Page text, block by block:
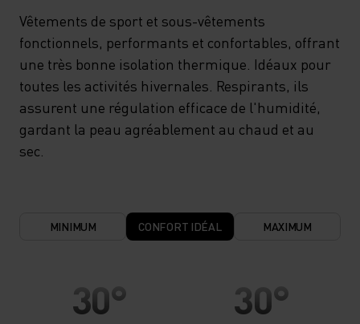
Vêtements de sport et sous-vêtements
fonctionnels, performants et confortables, offrant
une très bonne isolation thermique. Idéaux pour
toutes les activités hivernales. Respirants, ils
assurent une régulation efficace de l'humidité,
gardant la peau agréablement au chaud et au
sec.
MINIMUM CONFORT IDÉAL MAXIMUM
30°
30°